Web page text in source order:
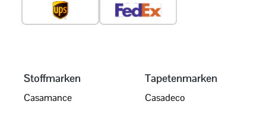
Stoffmarken
Casamance
Tapetenmarken
Casadeco